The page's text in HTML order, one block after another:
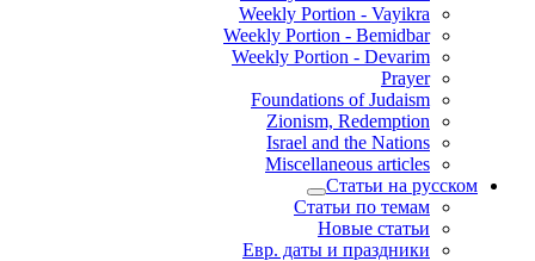
Weekly Portion - Vayikra
Weekly Portion - Bemidbar
Weekly Portion - Devarim
Prayer
Foundations of Judaism
Zionism, Redemption
Israel and the Nations
Miscellaneous articles
Статьи на русском
Статьи по темам
Новые статьи
Евр. даты и праздники